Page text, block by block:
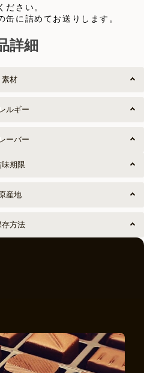
ださい。
缶に詰めてお送りします。
詳細
素材
ルギー
ーバー
味期限
産地
存方法